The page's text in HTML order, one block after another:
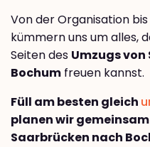
Von der Organisation
kümmern uns um alles,
Seiten des Umzugs
Bochum freuen kannst.
Füll am besten gleich
planen wir
Saarbrücken nach